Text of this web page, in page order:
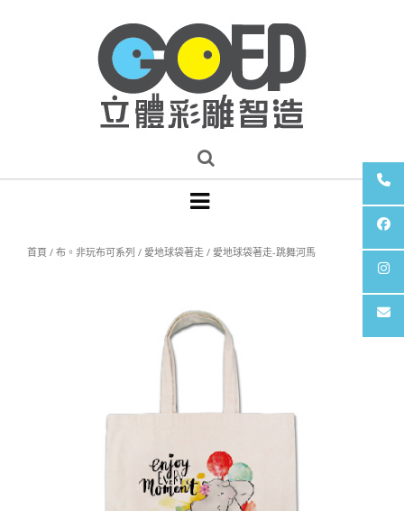
首頁 / 布。非玩布可系列 / 愛地球袋著走 / 愛地球袋著走-跳舞河馬